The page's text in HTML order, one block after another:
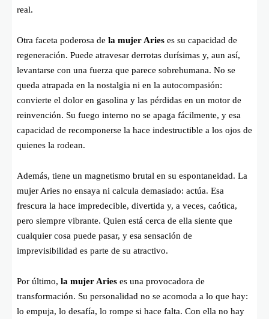
real.
Otra faceta poderosa de la mujer Aries es su capacidad de
regeneración. Puede atravesar derrotas durísimas y, aun así,
levantarse con una fuerza que parece sobrehumana. No se
queda atrapada en la nostalgia ni en la autocompasión:
convierte el dolor en gasolina y las pérdidas en un motor de
reinvención. Su fuego interno no se apaga fácilmente, y esa
capacidad de recomponerse la hace indestructible a los ojos de
quienes la rodean.
Además, tiene un magnetismo brutal en su espontaneidad. La
mujer Aries no ensaya ni calcula demasiado: actúa. Esa
frescura la hace impredecible, divertida y, a veces, caótica,
pero siempre vibrante. Quien está cerca de ella siente que
cualquier cosa puede pasar, y esa sensación de
imprevisibilidad es parte de su atractivo.
Por último, la mujer Aries es una provocadora de
transformación. Su personalidad no se acomoda a lo que hay:
lo empuja, lo desafía, lo rompe si hace falta. Con ella no hay